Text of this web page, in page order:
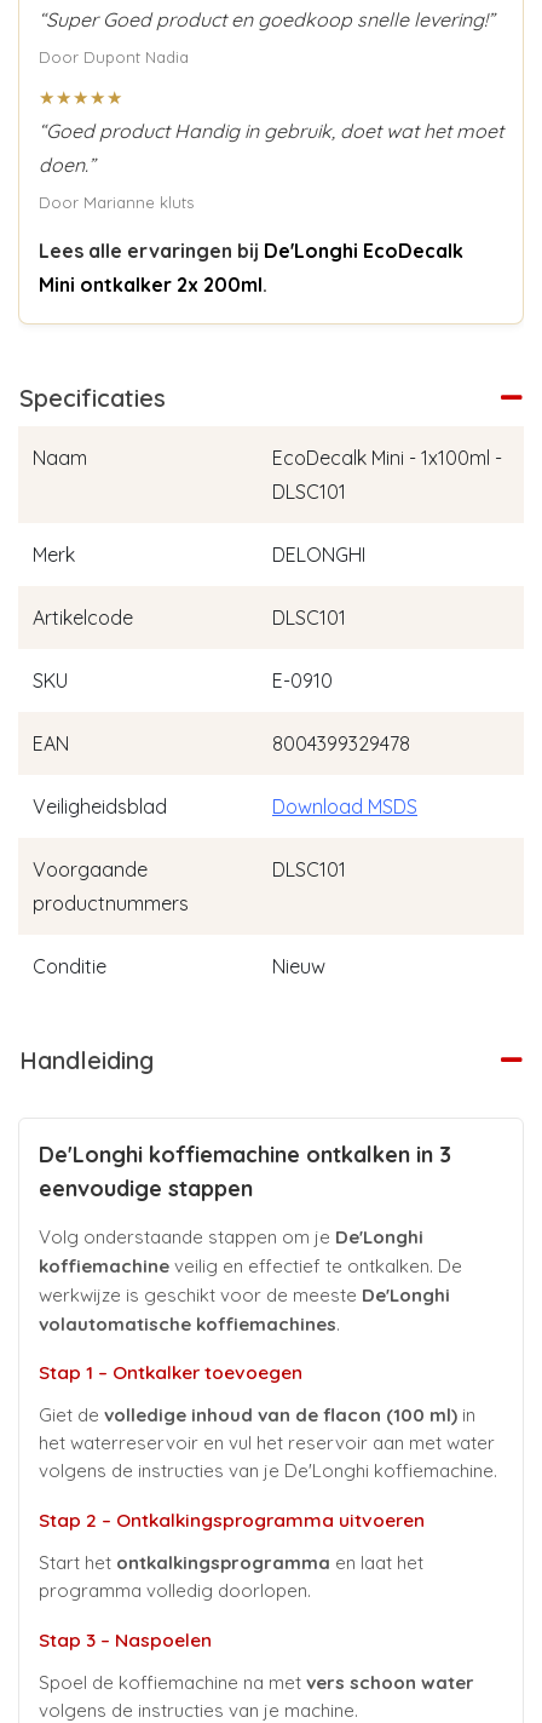
“Super Goed product en goedkoop snelle levering!”
Door Dupont Nadia
★★★★★
“Goed product Handig in gebruik, doet wat het moet
doen.”
Door Marianne kluts
Lees alle ervaringen bij De'Longhi EcoDecalk
Mini ontkalker 2x 200ml.
Specificaties
Naam
EcoDecalk Mini - 1x100ml -
DLSC101
Merk DELONGHI
Artikelcode DLSC101
SKU E-0910
EAN 8004399329478
Veiligheidsblad Download MSDS
Voorgaande
productnummers
DLSC101
Conditie Nieuw
Handleiding
De'Longhi koffiemachine ontkalken in 3
eenvoudige stappen
Volg onderstaande stappen om je De'Longhi
koffiemachine veilig en effectief te ontkalken. De
werkwijze is geschikt voor de meeste De'Longhi
volautomatische koffiemachines.
Stap 1 – Ontkalker toevoegen
Giet de volledige inhoud van de flacon (100 ml) in
het waterreservoir en vul het reservoir aan met water
volgens de instructies van je De'Longhi koffiemachine.
Stap 2 – Ontkalkingsprogramma uitvoeren
Start het ontkalkingsprogramma en laat het
programma volledig doorlopen.
Stap 3 – Naspoelen
Spoel de koffiemachine na met vers schoon water
volgens de instructies van je machine.